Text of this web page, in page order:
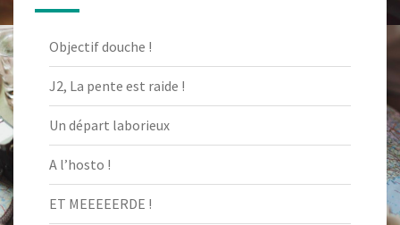
Objectif douche !
J2, La pente est raide !
Un départ laborieux
A l’hosto !
ET MEEEEERDE !